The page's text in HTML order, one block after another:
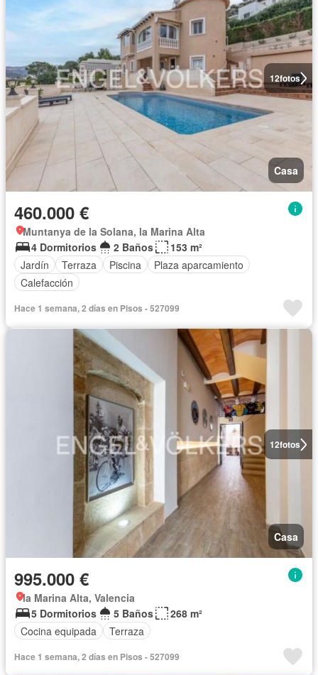
12fotos
Casa
460.000 €
Muntanya de la Solana, la Marina Alta
4 Dormitorios
2 Baños
153 m²
Jardín
Terraza Piscina
Plaza aparcamiento
Calefacción
Hace 1 semana, 2 días en Pisos - 527099
12fotos
Casa
995.000 €
la Marina Alta, Valencia
5 Dormitorios
5 Baños
268 m²
Cocina equipada
Terraza
Hace 1 semana, 2 días en Pisos - 527099